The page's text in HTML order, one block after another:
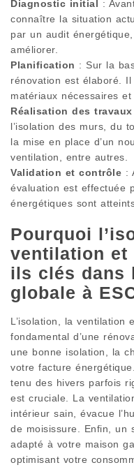
Diagnostic initial
:
connaître la situation
par un audit
améliorer.
Planification : Sur la
rénovation est élaboré.
matériaux nécessaires et
Réalisation des travaux
l’isolation des murs, du
la mise en place d’un
ventilation, entre autres.
Validation et contrôle :
évaluation est effectuée
énergétiques sont
Pourquoi
ventilation et
ils clés dans
globale à
L’isolation, la ventilation
fondamental d’une
une bonne isolation, la
votre facture
tenu des hivers parfois
est cruciale. La
intérieur sain, évacue
de moisissure. Enfin, un
adapté à votre maison
optimisant votre